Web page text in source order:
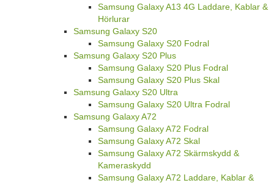
Samsung Galaxy A13 4G Laddare, Kablar &
Hörlurar
Samsung Galaxy S20
Samsung Galaxy S20 Fodral
Samsung Galaxy S20 Plus
Samsung Galaxy S20 Plus Fodral
Samsung Galaxy S20 Plus Skal
Samsung Galaxy S20 Ultra
Samsung Galaxy S20 Ultra Fodral
Samsung Galaxy A72
Samsung Galaxy A72 Fodral
Samsung Galaxy A72 Skal
Samsung Galaxy A72 Skärmskydd &
Kameraskydd
Samsung Galaxy A72 Laddare, Kablar &